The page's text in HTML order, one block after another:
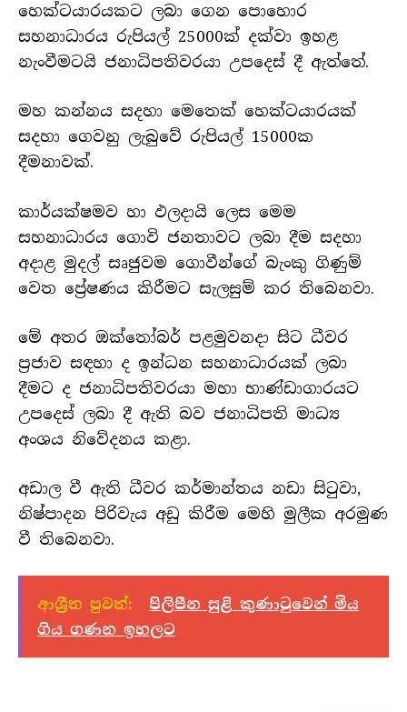
හෙක්ටයාරයකට ලබා ගෙන පොහොර
සහනාධාරය රුපියල් 25000ක් දක්වා ඉහළ
නැංවීමටයි ජනාධිපතිවරයා උපදෙස් දී ඇත්තේ.
මහ කන්නය සදහා මෙතෙක් හෙක්ටයාරයක්
සදහා ගෙවනු ලැබුවේ රුපියල් 15000ක
දීමනාවක්.
කාර්යක්ෂමව හා ඵලදායි ලෙස මෙම
සහනාධාරය ගොවි ජනතාවට ලබා දීම සදහා
අදාළ මුදල් සෘජුවම ගොවීන්ගේ බැංකු ගිණුම්
වෙත ප්‍රේෂණය කිරීමට සැලසුම් කර තිබෙනවා.
මේ අතර ඔක්තෝබර් පළමුවනදා සිට ධීවර
ප්‍රජාව සඳහා ද ඉන්ධන සහනාධාරයක් ලබා
දීමට ද ජනාධිපතිවරයා මහා භාණ්ඩාගාරයට
උපදෙස් ලබා දී ඇති බව ජනාධිපති මාධ්‍ය
අංශය නිවේදනය කළා.
අඩාල වී ඇති ධීවර කර්මාන්තය නඩා සිටුවා,
නිෂ්පාදන පිරිවැය අඩු කිරීම මෙහි මුලීක අරමුණ
වී තිබෙනවා.
ආශ්‍රීත පුවත්:
පිලිපීන සුළි කුණාටුවෙන් මිය
ගිය ගණන ඉහලට